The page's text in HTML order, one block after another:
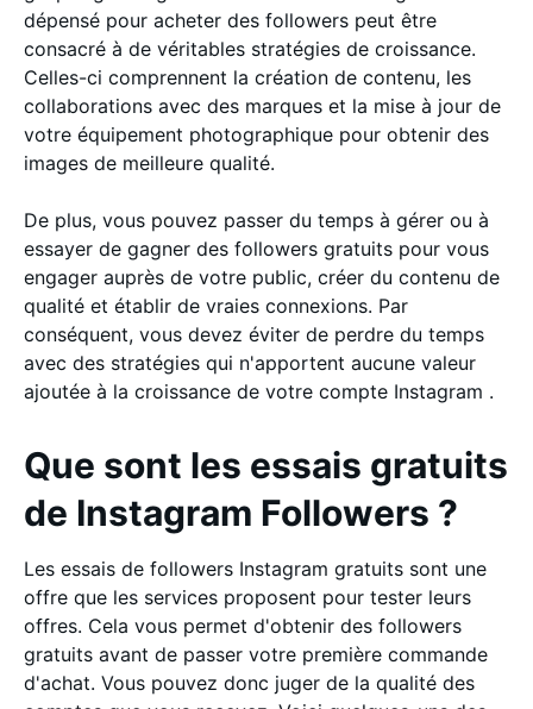
dépensé pour acheter des followers peut être
consacré à de véritables stratégies de croissance.
Celles-ci comprennent la création de contenu, les
collaborations avec des marques et la mise à jour de
votre équipement photographique pour obtenir des
images de meilleure qualité.
De plus, vous pouvez passer du temps à gérer ou à
essayer de gagner des followers gratuits pour vous
engager auprès de votre public, créer du contenu de
qualité et établir de vraies connexions. Par
conséquent, vous devez éviter de perdre du temps
avec des stratégies qui n'apportent aucune valeur
ajoutée à la croissance de votre compte Instagram .
Que sont les essais gratuits
de Instagram Followers ?
Les essais de followers Instagram gratuits sont une
offre que les services proposent pour tester leurs
offres. Cela vous permet d'obtenir des followers
gratuits avant de passer votre première commande
d'achat. Vous pouvez donc juger de la qualité des